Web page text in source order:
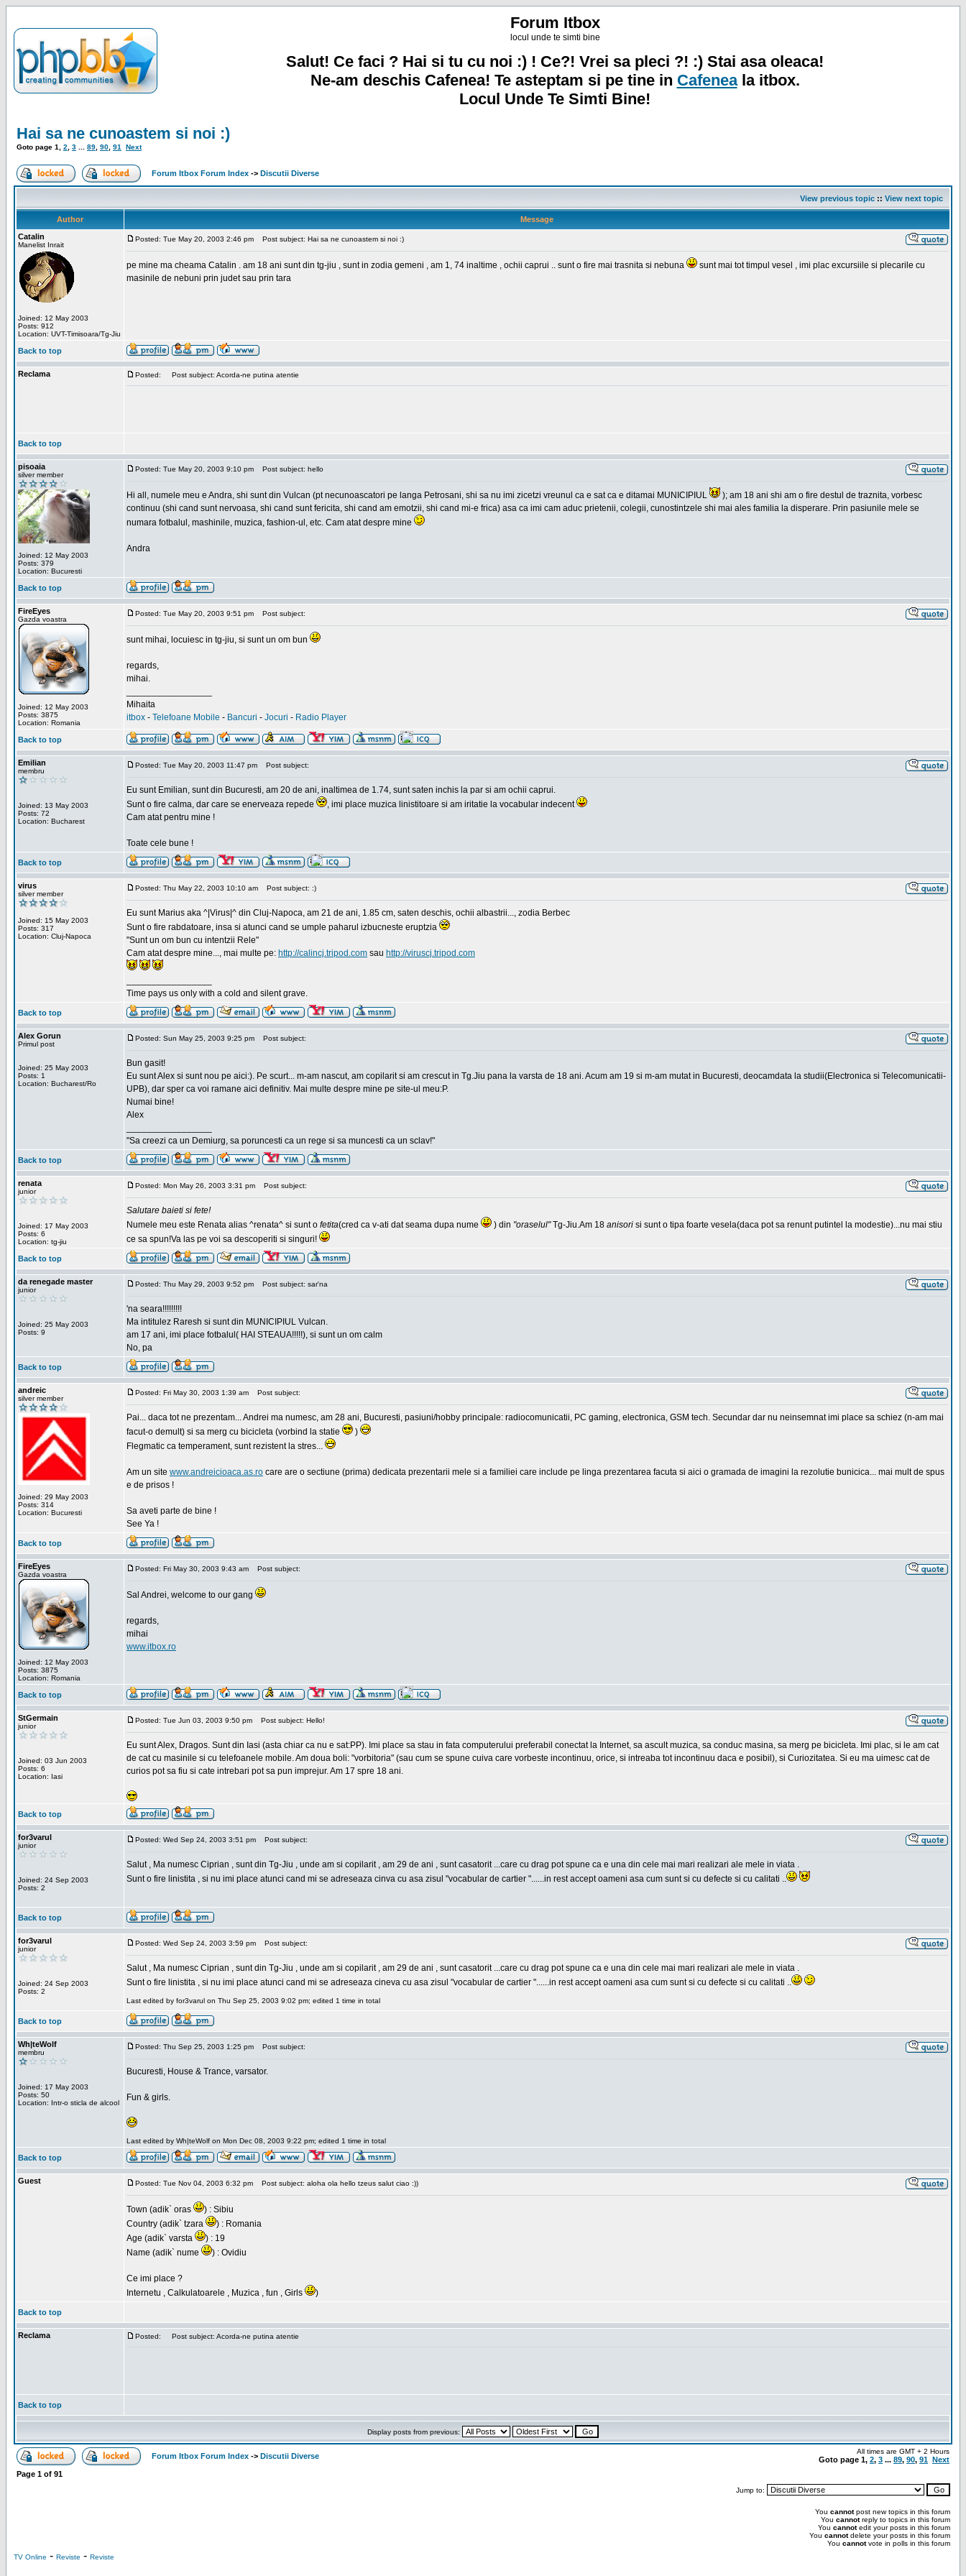
Forum Itbox
locul unde te simti bine
Salut! Ce faci ? Hai si tu cu noi :) ! Ce?! Vrei sa pleci ?! :) Stai asa oleaca!
Ne-am deschis Cafenea! Te asteptam si pe tine in Cafeneala itbox.
Locul Unde Te Simti Bine!
Hai sa ne cunoastem si noi :)
Goto page 1 2 3 89 90 91 Next
Forum Itbox Forum Index -> Discutii Diverse
View previous topic :: View next topic
Author
Message
Catalin
Manelist Inrait
Joined: 12 May 2003
Posts: 912
Location: UVT-Timisoara/Tg-Jiu
Posted: Tue May 20, 2003 2:46 pm Post subject: Hai sa ne cunoastem si noi :)
pe mine ma cheama Catalin . am 18 ani sunt din tg-jiu , sunt in zodia gemeni , am 1, 74 inaltime , ochii caprui .. sunt o fire mai trasnita si nebuna
sunt mai tot timpul vesel , imi plac excursiile si plecarile cu
masinile de nebuni prin judet sau prin tara
Back to top
Reclama Posted: Post subject: Acorda-ne putina atentie
Back to top
pisoaia
silver member
Joined: 12 May 2003
Posts: 379
Location: Bucuresti
Posted: Tue May 20, 2003 9:10 pm Post subject: hello
Hi all, numele meu e Andra, shi sunt din Vulcan (pt necunoascatori pe langa Petrosani, shi sa nu imi zicetzi vreunul ca e sat ca e ditamai MUNICIPIUL
); am 18 ani shi am o fire destul de traznita, vorbesc
continuu (shi cand sunt nervoasa, shi cand sunt fericita, shi cand am emotzii, shi cand mi-e frica) asa ca imi cam aduc prietenii, colegii, cunostintzele shi mai ales familia la disperare. Prin pasiunile mele se
numara fotbalul, mashinile, muzica, fashion-ul, etc. Cam atat despre mine
Andra
Back to top
FireEyes
Gazda voastra
Joined: 12 May 2003
Posts: 3875
Location: Romania
Posted: Tue May 20, 2003 9:51 pm Post subject:
sunt mihai, locuiesc in tg-jiu, si sunt un om bun
regards,
mihai.
Mihaita
itbox - Telefoane Mobile - Bancuri - Jocuri - Radio Player
Back to top
Emilian
membru
Joined: 13 May 2003
Posts: 72
Location: Bucharest
Posted: Tue May 20, 2003 11:47 pm Post subject:
Eu sunt Emilian, sunt din Bucuresti, am 20 de ani, inaltimea de 1.74, sunt saten inchis la par si am ochii caprui.
Sunt o fire calma, dar care se enerveaza repede
, imi place muzica linistitoare si am iritatie la vocabular indecent
Cam atat pentru mine !
Toate cele bune !
Back to top
virus
silver member
Joined: 15 May 2003
Posts: 317
Location: Cluj-Napoca
Posted: Thu May 22, 2003 10:10 am Post subject: :)
Eu sunt Marius aka ^|Virus|^ din Cluj-Napoca, am 21 de ani, 1.85 cm, saten deschis, ochii albastrii..., zodia Berbec
Sunt o fire rabdatoare, insa si atunci cand se umple paharul izbucneste eruptzia
"Sunt un om bun cu intentzii Rele"
Cam atat despre mine..., mai multe pe: http://calincj.tripod.com sau http://viruscj.tripod.com
Time pays us only with a cold and silent grave.
Back to top
Alex Gorun
Primul post
Joined: 25 May 2003
Posts: 1
Location: Bucharest/Ro
Posted: Sun May 25, 2003 9:25 pm Post subject:
Bun gasit!
Eu sunt Alex si sunt nou pe aici:). Pe scurt... m-am nascut, am copilarit si am crescut in Tg.Jiu pana la varsta de 18 ani. Acum am 19 si m-am mutat in Bucuresti, deocamdata la studii(Electronica si Telecomunicatii-
UPB), dar sper ca voi ramane aici definitiv. Mai multe despre mine pe site-ul meu:P.
Numai bine!
Alex
"Sa creezi ca un Demiurg, sa poruncesti ca un rege si sa muncesti ca un sclav!"
Back to top
renata
junior
Joined: 17 May 2003
Posts: 6
Location: tg-jiu
Posted: Mon May 26, 2003 3:31 pm Post subject:
Salutare baieti si fete!
Numele meu este Renata alias ^renata^ si sunt o fetita(cred ca v-ati dat seama dupa nume ) din "oraselul"Tg-Jiu.Am 18 anisori si sunt o tipa foarte vesela(daca pot sa renunt putintel la modestie)...nu mai stiu
ce sa spun!Va las pe voi sa descoperiti si singuri!
Back to top
da renegade master
junior
Joined: 25 May 2003
Posts: 9
Posted: Thu May 29, 2003 9:52 pm Post subject: sar'na
'na seara!!!!!!!!!
Ma intitulez Raresh si sunt din MUNICIPIUL Vulcan.
am 17 ani, imi place fotbalul( HAI STEAUA!!!!!), si sunt un om calm
No, pa
Back to top
andreic
silver member
Joined: 29 May 2003
Posts: 314
Location: Bucuresti
Posted: Fri May 30, 2003 1:39 am Post subject:
Pai... daca tot ne prezentam... Andrei ma numesc, am 28 ani, Bucuresti, pasiuni/hobby principale: radiocomunicatii, PC gaming, electronica, GSM tech. Secundar dar nu neinsemnat imi place sa schiez (n-am mai
facut-o demult) si sa merg cu bicicleta (vorbind la statie
)
Flegmatic ca temperament, sunt rezistent la stres...
Am un site www.andreicioaca.as.ro care are o sectiune (prima) dedicata prezentarii mele si a familiei care include pe linga prezentarea facuta si aici o gramada de imagini la rezolutie bunicica... mai mult de spus
e de prisos !
Sa aveti parte de bine !
See Ya !
Back to top
FireEyes
Gazda voastra
Joined: 12 May 2003
Posts: 3875
Location: Romania
Posted: Fri May 30, 2003 9:43 am Post subject:
Sal Andrei, welcome to our gang
regards,
mihai
www.itbox.ro
Back to top
StGermain
junior
Joined: 03 Jun 2003
Posts: 6
Location: Iasi
Posted: Tue Jun 03, 2003 9:50 pm Post subject: Hello!
Eu sunt Alex, Dragos. Sunt din Iasi (asta chiar ca nu e sat:PP). Imi place sa stau in fata computerului preferabil conectat la Internet, sa ascult muzica, sa conduc masina, sa merg pe bicicleta. Imi plac, si le am cat
de cat cu masinile si cu telefoanele mobile. Am doua boli: "vorbitoria" (sau cum se spune cuiva care vorbeste incontinuu, orice, si intreaba tot incontinuu daca e posibil), si Curiozitatea. Si eu ma uimesc cat de
curios pot sa fiu si cate intrebari pot sa pun imprejur. Am 17 spre 18 ani.
Back to top
for3varul
junior
Joined: 24 Sep 2003
Posts: 2
Posted: Wed Sep 24, 2003 3:51 pm Post subject:
Salut , Ma numesc Ciprian , sunt din Tg-Jiu , unde am si copilarit , am 29 de ani , sunt casatorit ...care cu drag pot spune ca e una din cele mai mari realizari ale mele in viata .
Sunt o fire linistita , si nu imi place atunci cand mi se adreseaza cinva cu asa zisul "vocabular de cartier "......in rest accept oameni asa cum sunt si cu defecte si cu calitati ..
Back to top
for3varul
junior
Joined: 24 Sep 2003
Posts: 2
Posted: Wed Sep 24, 2003 3:59 pm Post subject:
Salut , Ma numesc Ciprian , sunt din Tg-Jiu , unde am si copilarit , am 29 de ani , sunt casatorit ...care cu drag pot spune ca e una din cele mai mari realizari ale mele in viata .
Sunt o fire linistita , si nu imi place atunci cand mi se adreseaza cineva cu asa zisul "vocabular de cartier "......in rest accept oameni asa cum sunt si cu defecte si cu calitati ..
Last edited by for3varul on Thu Sep 25, 2003 9:02 pm; edited 1 time in total
Back to top
Wh|teWolf
membru
Joined: 17 May 2003
Posts: 50
Location: Intr-o sticla de alcool
Posted: Thu Sep 25, 2003 1:25 pm Post subject:
Bucuresti, House & Trance, varsator.
Fun & girls.
Last edited by Wh|teWolf on Mon Dec 08, 2003 9:22 pm; edited 1 time in total
Back to top
Guest Posted: Tue Nov 04, 2003 6:32 pm Post subject: aloha ola hello tzeus salut ciao :))
Town (adik` oras
) : Sibiu
Country (adik` tzara
) : Romania
Age (adik` varsta
) : 19
Name (adik` nume
) : Ovidiu
Ce imi place ?
Internetu , Calkulatoarele , Muzica , fun , Girls
)
Back to top
Reclama Posted: Post subject: Acorda-ne putina atentie
Back to top
Display posts from previous:
Forum Itbox Forum Index -> Discutii Diverse
All times are GMT + 2 Hours
Goto page 1, 2, 3 ... 89, 90, 91 Next
Page 1 of 91
Jump to:
You cannotpost new topics in this forum
You cannotreply to topics in this forum
You cannotedit your posts in this forum
You cannotdelete your posts in this forum
You cannotvote in polls in this forum
TV Online - Reviste - Reviste